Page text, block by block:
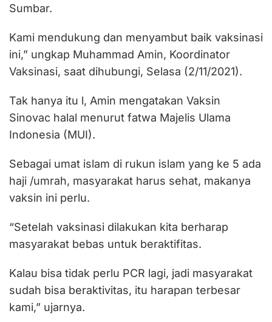
Sumbar.
Kami mendukung dan menyambut baik vaksinasi
ini,” ungkap Muhammad Amin, Koordinator
Vaksinasi, saat dihubungi, Selasa (2/11/2021).
Tak hanya itu l, Amin mengatakan Vaksin
Sinovac halal menurut fatwa Majelis Ulama
Indonesia (MUI).
Sebagai umat islam di rukun islam yang ke 5 ada
haji /umrah, masyarakat harus sehat, makanya
vaksin ini perlu.
“Setelah vaksinasi dilakukan kita berharap
masyarakat bebas untuk beraktifitas.
Kalau bisa tidak perlu PCR lagi, jadi masyarakat
sudah bisa beraktivitas, itu harapan terbesar
kami,” ujarnya.